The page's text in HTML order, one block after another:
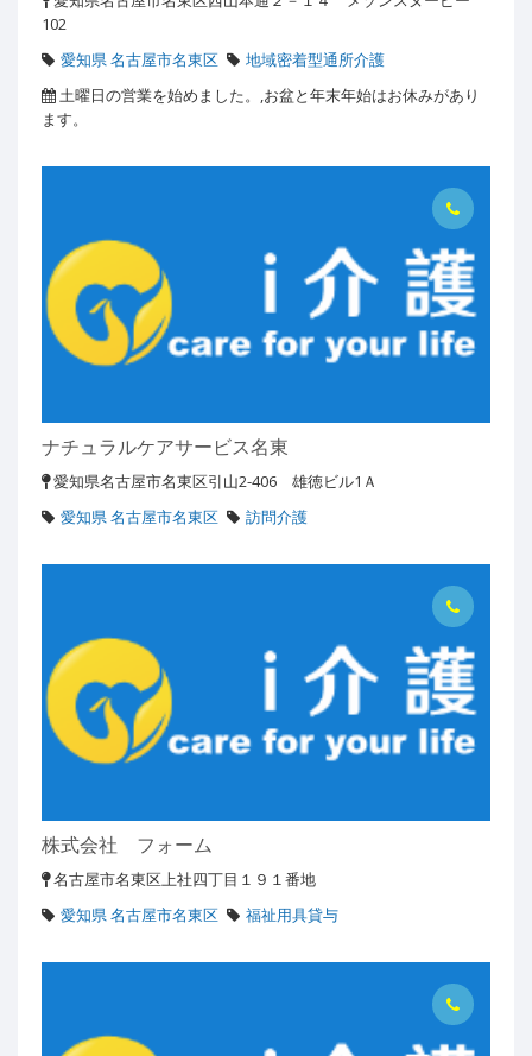
102
愛知県 名古屋市名東区
地域密着型通所介護
土曜日の営業を始めました。,お盆と年末年始はお休みがあり
ます。
ナチュラルケアサービス名東
愛知県名古屋市名東区引山2-406 雄徳ビル1Ａ
愛知県 名古屋市名東区
訪問介護
株式会社 フォーム
名古屋市名東区上社四丁目１９１番地
愛知県 名古屋市名東区
福祉用具貸与